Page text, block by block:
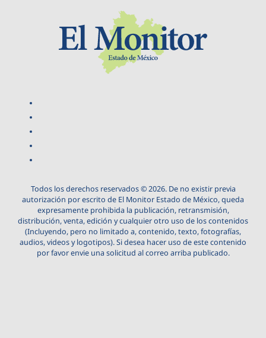
Todos los derechos reservados © 2026. De no existir previa
autorización por escrito de El Monitor Estado de México, queda
expresamente prohibida la publicación, retransmisión,
distribución, venta, edición y cualquier otro uso de los contenidos
(Incluyendo, pero no limitado a, contenido, texto, fotografías,
audios, videos y logotipos). Si desea hacer uso de este contenido
por favor envie una solicitud al correo arriba publicado.